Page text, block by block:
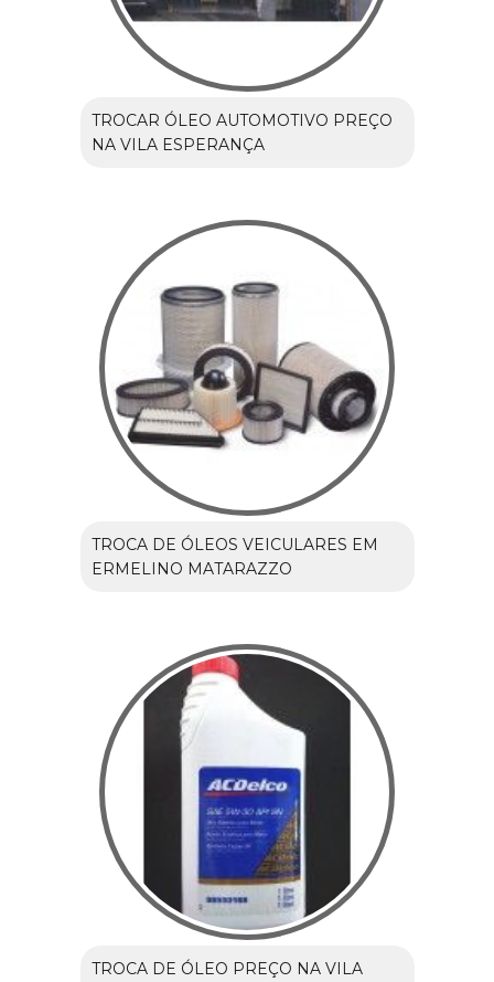
TROCAR ÓLEO AUTOMOTIVO PREÇO
NA VILA ESPERANÇA
TROCA DE ÓLEOS VEICULARES EM
ERMELINO MATARAZZO
TROCA DE ÓLEO PREÇO NA VILA